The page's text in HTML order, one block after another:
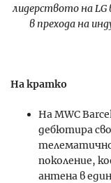
лидерството на
в преходана
На кратко
На MWC
дебютира
поколение,
антена в